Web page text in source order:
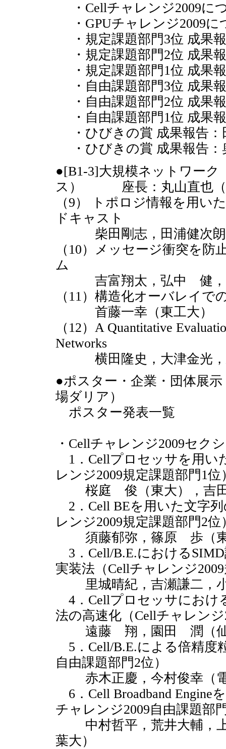
・Cellチャレンジ2009に
・GPUチャレンジ2009に
・規定課題部門3位 成果
・規定課題部門2位 成果
・規定課題部門1位 成果
・自由課題部門3位 成果
・自由課題部門2位 成果
・自由課題部門1位 成果
・ひびきの賞 成果報告：
・ひびきの賞 成果報告：
●[B1-3]大規模ネットワーク
ス） 座長：丸山直也（
（9） トポロジ情報を用い
ドキャスト
柴田剛志，田浦健次朗
（10）メッセージ衝突を
ム
吉富翔太，弘中 健，
（11）構造化オーバレイ
首藤一幸（東工大）
（12）A Quantitative
Networks
横田隆史，大津金光，
●ポスター・企業・団体展示
場ダリア）
ポスター発表一覧
・Cellチャレンジ2009セク
1．Cellプロセッサを用い
レンジ2009規定課題部門1位
桜庭 俊（東大），吉田
2．Cell BEを用いた文字
レンジ2009規定課題部門2位
須藤郁弥，篠原 歩（東
3．Cell/B.E.における
実装法（Cellチャレンジ
里城晴紀，吉瀬謙二，小
4．Cellプロセッサにおけ
法の高速化（Cellチャレン
遠藤 翔，園田 潤（仙
5．Cell/B.E.による倍精度
自由課題部門2位）
赤木正慶，今村俊幸（
6．Cell Broadband Engine
チャレンジ2009自由課題部
中村哲平，荒井大輔，上
葉大）